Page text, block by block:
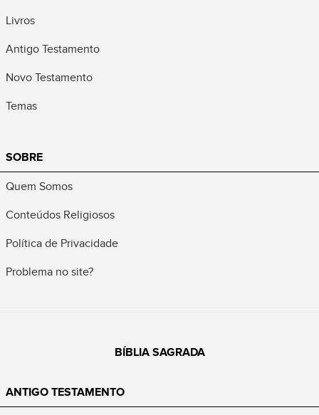
Livros
Antigo Testamento
Novo Testamento
Temas
SOBRE
Quem Somos
Conteúdos Religiosos
Política de Privacidade
Problema no site?
BÍBLIA SAGRADA
ANTIGO TESTAMENTO